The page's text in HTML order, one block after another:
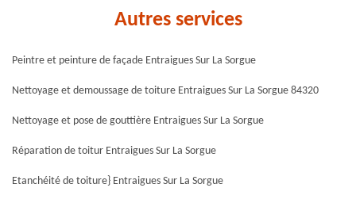
Autres services
Peintre et peinture de façade Entraigues Sur La Sorgue
Nettoyage et demoussage de toiture Entraigues Sur La Sorgue 84320
Nettoyage et pose de gouttière Entraigues Sur La Sorgue
Réparation de toitur Entraigues Sur La Sorgue
Etanchéité de toiture} Entraigues Sur La Sorgue